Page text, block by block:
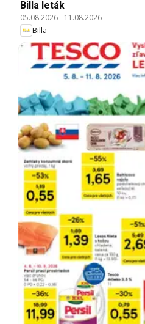
Billa leták
05.08.2026- 11.08.2026
Billa